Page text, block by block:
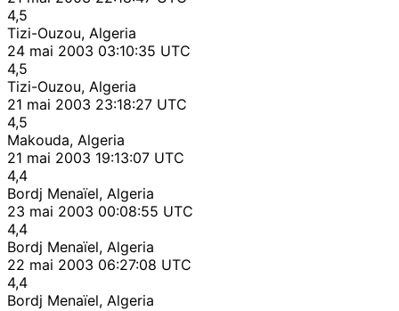
4,5
Tizi-Ouzou, Algeria
24 mai 2003 03:10:35 UTC
4,5
Tizi-Ouzou, Algeria
21 mai 2003 23:18:27 UTC
4,5
Makouda, Algeria
21 mai 2003 19:13:07 UTC
4,4
Bordj Menaïel, Algeria
23 mai 2003 00:08:55 UTC
4,4
Bordj Menaïel, Algeria
22 mai 2003 06:27:08 UTC
4,4
Bordj Menaïel, Algeria